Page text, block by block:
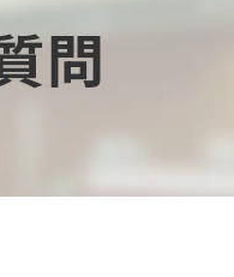
問